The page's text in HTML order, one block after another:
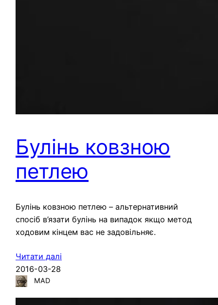
Булінь ковзною
петлею
Булінь ковзною петлею – альтернативний
спосіб в’язати булінь на випадок якщо метод
ходовим кінцем вас не задовільняє.
Читати далі
2016-03-28
MAD